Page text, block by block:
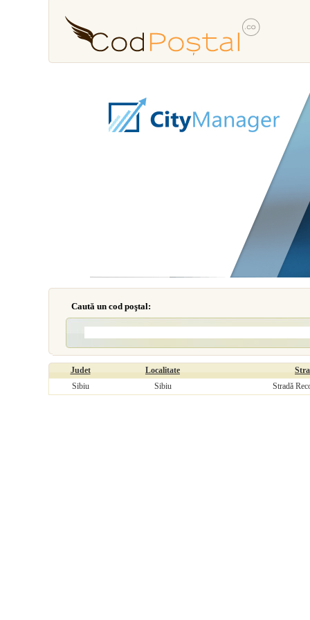
Caută un cod poştal:
Judet Localitate
Sibiu
Sibiu Stradă